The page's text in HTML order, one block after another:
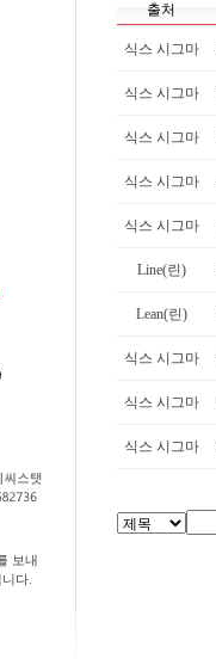
보내
다.
출처
식스 시그마
식스 시그마
식스 시그마
식스 시그마
식스 시그마
Line(린)
Lean(린)
식스 시그마
식스 시그마
식스 시그마